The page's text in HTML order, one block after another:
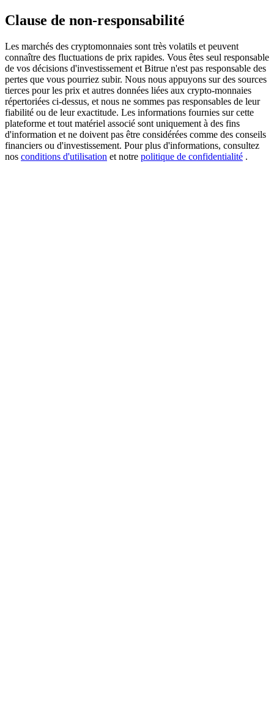
Exclusive for BitMart Users
Register & Trade to Win 500,000 USDT
Precious Metals Trading Carnival
Trade Gold & Silver · 33,333 USDT Bonus
Clause de non-responsabilité
Les marchés des cryptomonnaies sont très volatils et peuvent
connaître des fluctuations de prix rapides. Vous êtes seul responsable
de vos décisions d'investissement et Bitrue n'est pas responsable des
pertes que vous pourriez subir. Nous nous appuyons sur des sources
tierces pour les prix et autres données liées aux crypto-monnaies
répertoriées ci-dessus, et nous ne sommes pas responsables de leur
fiabilité ou de leur exactitude. Les informations fournies sur cette
plateforme et tout matériel associé sont uniquement à des fins
d'information et ne doivent pas être considérées comme des conseils
financiers ou d'investissement. Pour plus d'informations, consultez
nos conditions d'utilisation et notre politique de confidentialité .